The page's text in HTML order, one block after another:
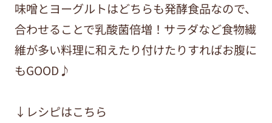
味噌とヨーグルトはどちらも発酵食品なので、
合わせることで乳酸菌倍増！サラダなど食物繊
維が多い料理に和えたり付けたりすればお腹に
もGOOD♪
↓レシピはこちら